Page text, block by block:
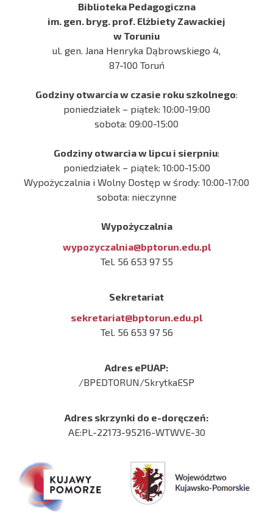
Biblioteka Pedagogiczna
im. gen. bryg. prof. Elżbiety Zawackiej
w Toruniu
ul. gen. Jana Henryka Dąbrowskiego 4,
87-100 Toruń
Godziny otwarcia w czasie roku szkolnego:
poniedziałek – piątek: 10:00-19:00
sobota: 09:00-15:00
Godziny otwarcia w lipcu i sierpniu:
poniedziałek – piątek: 10:00-15:00
Wypożyczalnia i Wolny Dostęp w środy: 10:00-17:00
sobota: nieczynne
Wypożyczalnia
wypozyczalnia@bptorun.edu.pl
Tel. 56 653 97 55
Sekretariat
sekretariat@bptorun.edu.pl
Tel. 56 653 97 56
Adres ePUAP:
/BPEDTORUN/SkrytkaESP
Adres skrzynki do e-doręczeń:
AE:PL-22173-95216-WTWVE-30